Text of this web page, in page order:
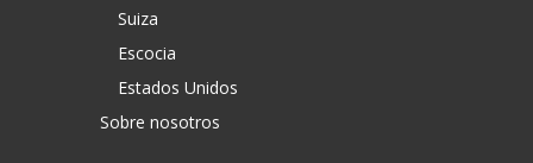
Suiza
Escocia
Estados Unidos
Sobre nosotros